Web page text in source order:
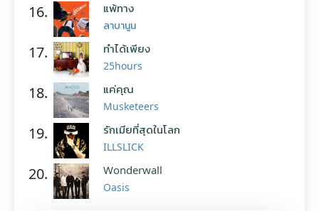
16. แพ้ทาง
ลาบานูน
17. ทำได้เพียง
25hours
18. แค่คุณ
Musketeers
19. รักเมียที่สุดในโลก
ILLSLICK
20. Wonderwall
Oasis